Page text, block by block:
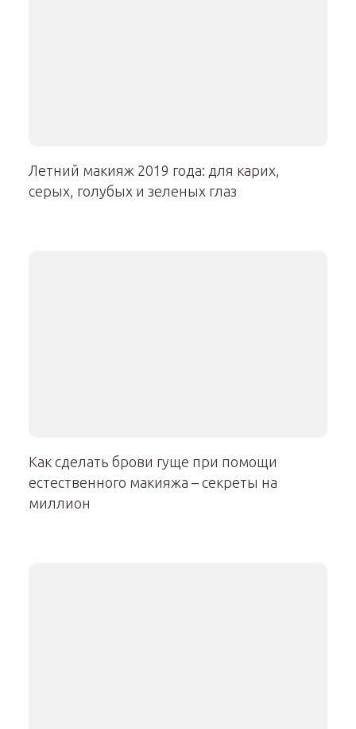
Летний макияж 2019 года: для карих,
серых, голубых и зеленых глаз
Как сделать брови гуще при помощи
естественного макияжа – секреты на
миллион